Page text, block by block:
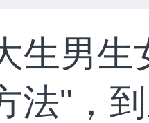
生男
法"，